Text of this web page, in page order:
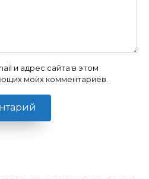
и адрес сайта в этом
моих комментариев.